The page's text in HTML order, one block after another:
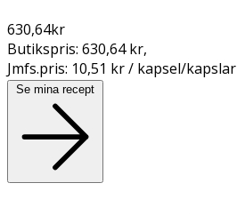
630,64kr
Butikspris: 630,64 kr,
Jmfs.pris: 10,51 kr / kapsel/kapslar
Se mina recept